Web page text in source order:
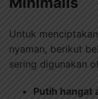
Untuk
nyaman, berikut
sering digunakan
Putih hangat